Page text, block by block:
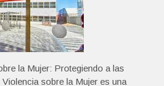
la Mujer: Protegiendo a las
sobre la Mujer es una